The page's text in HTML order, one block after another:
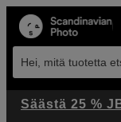
Hei, mitä tuotetta
Säästä 25 %